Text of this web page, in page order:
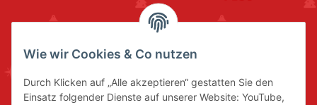
Wie wir Cookies & Co nutzen
Durch Klicken auf „Alle akzeptieren“ gestatten Sie den
Einsatz folgender Dienste auf unserer Website: YouTube,